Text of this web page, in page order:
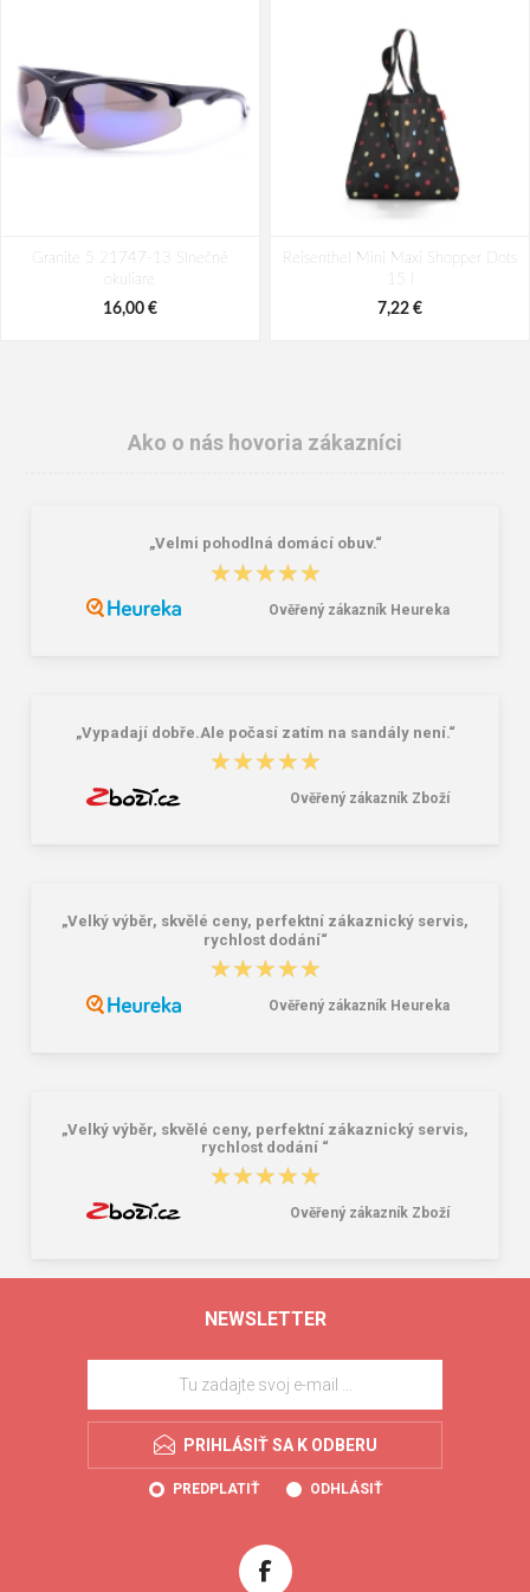
Granite 5 21747-13 Slnečné
okuliare
16,00 €
Reisenthel Mini Maxi Shopper Dots
15 l
7,22 €
Ako o nás hovoria zákazníci
„Velmi pohodlná domácí obuv.“
★★★★★
★★★★★
Ověřený zákazník Heureka
„Vypadají dobře.Ale počasí zatím na sandály není.“
★★★★★
★★★★★
Ověřený zákazník Zboží
„Velký výběr, skvělé ceny, perfektní zákaznický servis,
rychlost dodání“
★★★★★
★★★★★
Ověřený zákazník Heureka
„Velký výběr, skvělé ceny, perfektní zákaznický servis,
rychlost dodání “
★★★★★
★★★★★
Ověřený zákazník Zboží
NEWSLETTER
PRIHLÁSIŤ SA K ODBERU
PREDPLATIŤ ODHLÁSIŤ